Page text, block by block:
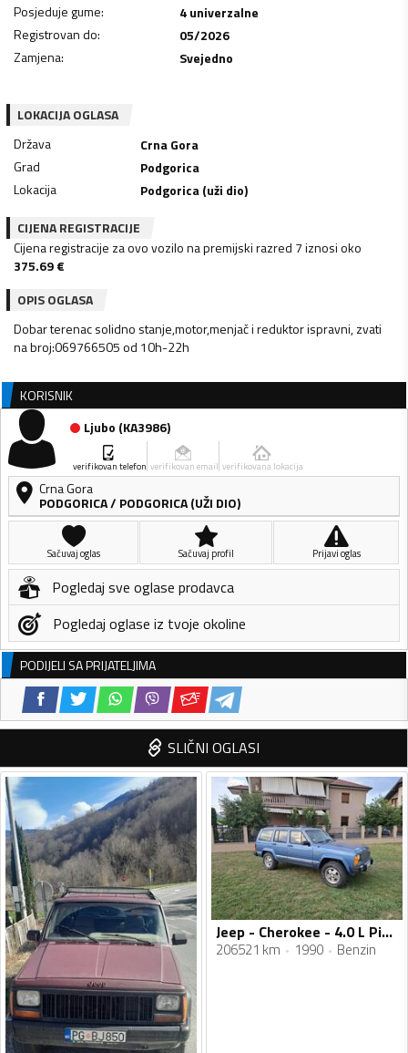
Posjeduje gume:
4 univerzalne
Registrovan do:
05/2026
Zamjena: Svejedno
LOKACIJA OGLASA
Država
Crna Gora
Grad
Podgorica
Lokacija
Podgorica (uži dio)
CIJENA REGISTRACIJE
Cijena registracije za ovo vozilo na premijski razred 7 iznosi oko
375.69€
OPIS OGLASA
Dobar terenac solidno stanje,motor,menjač i reduktor ispravni, zvati
na broj:069766505 od 10h-22h
KORISNIK
Ljubo (KA3986)
verifikovan telefon verifikovan email verifikovana lokacija
Crna Gora
PODGORICA/ PODGORICA (UŽI DIO)
Sačuvaj oglas Sačuvaj profil Prijavi oglas
Pogledaj sve oglase prodavca
Pogledaj oglase iz tvoje okoline
PODIJELI SA PRIJATELJIMA
SLIČNI OGLASI
Jeep - Cherokee - 4.0 L Pioneer
206521 km 1990 Benzin